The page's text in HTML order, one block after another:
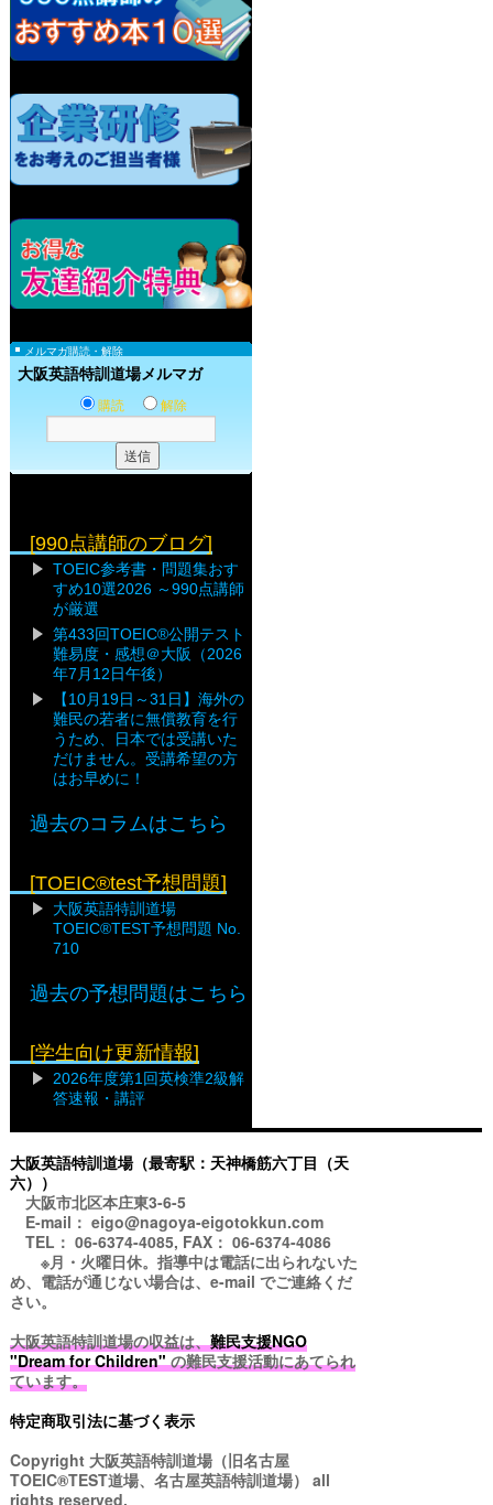
メルマガ購読・解除
大阪英語特訓道場メルマガ
購読 解除
[990点講師のブログ]
TOEIC参考書・問題集おす
すめ10選2026 ～990点講師
が厳選
第433回TOEIC®公開テスト
難易度・感想＠大阪（2026
年7月12日午後）
【10月19日～31日】海外の
難民の若者に無償教育を行
うため、日本では受講いた
だけません。受講希望の方
はお早めに！
過去のコラムはこちら
[TOEIC®test予想問題]
大阪英語特訓道場
TOEIC®TEST予想問題 No.
710
過去の予想問題はこちら
[学生向け更新情報]
2026年度第1回英検準2級解
答速報・講評
大阪英語特訓道場（最寄駅：天神橋筋六丁目（天
六））
大阪市北区本庄東3-6-5
E-mail： eigo@nagoya-eigotokkun.com
TEL： 06-6374-4085, FAX： 06-6374-4086
※月・火曜日休。指導中は電話に出られないた
め、電話が通じない場合は、e-mail でご連絡くだ
さい。
大阪英語特訓道場の収益は、難民支援NGO
"Dream for Children"の難民支援活動にあてられ
ています。
特定商取引法に基づく表示
Copyright 大阪英語特訓道場（旧名古屋
TOEIC®TEST道場、名古屋英語特訓道場） all
rights reserved.